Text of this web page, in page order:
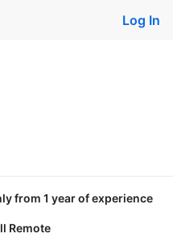
Log In
from 1 year of experience
Remote